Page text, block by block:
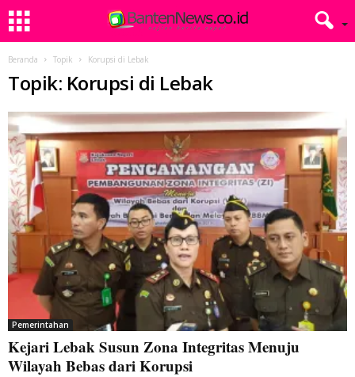
Beranda Topik Korupsi di Lebak
Topik: Korupsi di Lebak
Pemerintahan
Kejari Lebak Susun Zona Integritas Menuju
Wilayah Bebas dari Korupsi